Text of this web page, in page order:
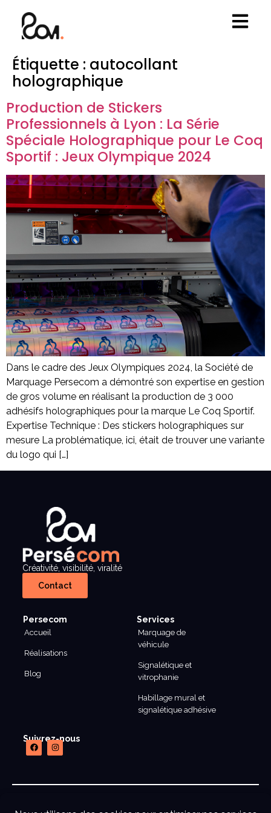
Étiquette : autocollant
holographique
Production de Stickers
Professionnels à Lyon : La Série
Spéciale Holographique pour Le Coq
Sportif : Jeux Olympique 2024
Dans le cadre des Jeux Olympiques 2024, la Société de
Marquage Persecom a démontré son expertise en gestion
de gros volume en réalisant la production de 3 000
adhésifs holographiques pour la marque Le Coq Sportif.
Expertise Technique : Des stickers holographiques sur
mesure La problématique, ici, était de trouver une variante
du logo qui […]
Créativité, visibilité, viralité
Contact
Persecom
Accueil
Réalisations
Blog
Services
Marquage de
véhicule
Signalétique et
vitrophanie
Habillage mural et
signalétique adhésive
Suivrez-nous